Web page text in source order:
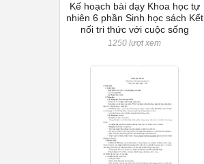
Kế hoạch bài dạy Khoa học tự
nhiên 6 phần Sinh học sách Kết
nối tri thức với cuộc sống
1250 lượt xem